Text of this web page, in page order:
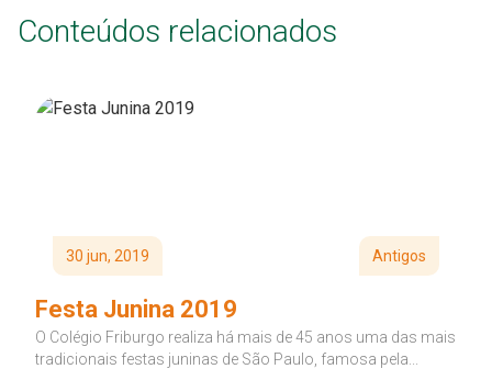
Conteúdos relacionados
30 jun, 2019 Antigos
Festa Junina 2019
O Colégio Friburgo realiza há mais de 45 anos uma das mais
tradicionais festas juninas de São Paulo, famosa pela...